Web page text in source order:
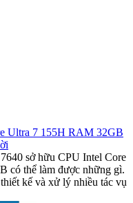
Ultra 7 155H RAM 32GB
sở hữu CPU Intel Core
có thể làm được những gì.
kế và xử lý nhiều tác vụ